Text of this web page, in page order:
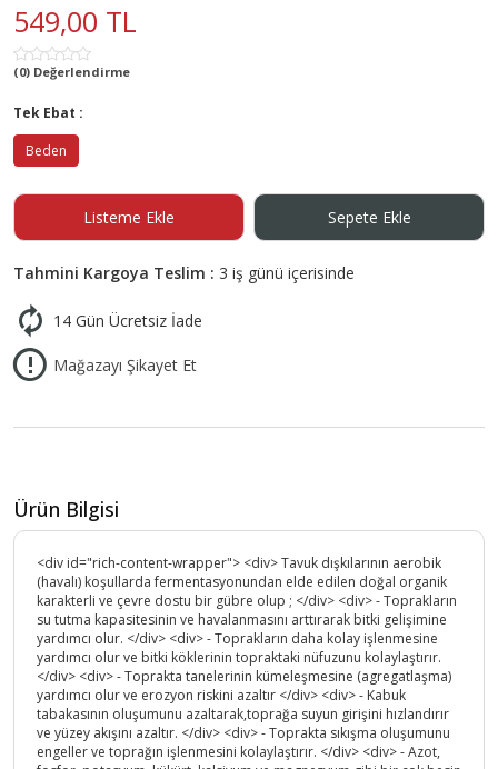
549,00 TL
(0) Değerlendirme
Tek Ebat :
Beden
Listeme Ekle Sepete Ekle
Tahmini Kargoya Teslim : 3 iş günü içerisinde
14 Gün Ücretsiz İade
Mağazayı Şikayet Et
Ürün Bilgisi
<div id="rich-content-wrapper"> <div> Tavuk dışkılarının aerobik
(havalı) koşullarda fermentasyonundan elde edilen doğal organik
karakterli ve çevre dostu bir gübre olup ; </div> <div> - Toprakların
su tutma kapasitesinin ve havalanmasını arttırarak bitki gelişimine
yardımcı olur. </div> <div> - Toprakların daha kolay işlenmesine
yardımcı olur ve bitki köklerinin topraktaki nüfuzunu kolaylaştırır.
</div> <div> - Toprakta tanelerinin kümeleşmesine (agregatlaşma)
yardımcı olur ve erozyon riskini azaltır </div> <div> - Kabuk
tabakasının oluşumunu azaltarak,toprağa suyun girişini hızlandırır
ve yüzey akışını azaltır. </div> <div> - Toprakta sıkışma oluşumunu
engeller ve toprağın işlenmesini kolaylaştırır. </div> <div> - Azot,